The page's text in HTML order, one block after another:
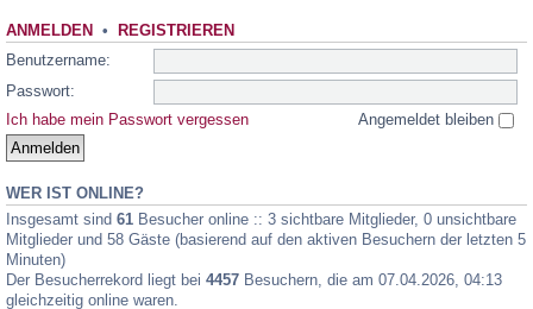
ANMELDEN • REGISTRIEREN
Benutzername:
Passwort:
Ich habe mein Passwort vergessen
Angemeldet bleiben
WER IST ONLINE?
Insgesamt sind 61 Besucher online :: 3 sichtbare Mitglieder, 0 unsichtbare
Mitglieder und 58 Gäste (basierend auf den aktiven Besuchern der letzten 5
Minuten)
Der Besucherrekord liegt bei 4457 Besuchern, die am 07.04.2026, 04:13
gleichzeitig online waren.